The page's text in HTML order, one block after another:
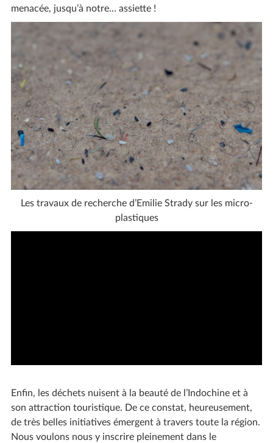
menacée, jusqu’à notre… assiette !
Les travaux de recherche d’Emilie Strady sur les micro-
plastiques
Enfin, les déchets nuisent à la beauté de l’Indochine et à
son attraction touristique. De ce constat, heureusement,
de très belles initiatives émergent à travers toute la région.
Nous voulons nous y inscrire pleinement dans le